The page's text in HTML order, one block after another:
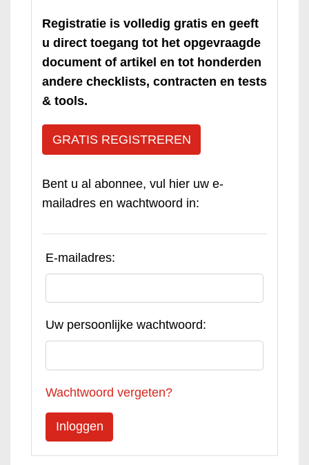
Registratie is volledig gratis en geeft
u direct toegang tot het opgevraagde
document of artikel en tot honderden
andere checklists, contracten en tests
& tools.
GRATIS REGISTREREN
Bent u al abonnee, vul hier uw e-
mailadres en wachtwoord in:
E-mailadres:
Uw persoonlijke wachtwoord:
Wachtwoord vergeten?